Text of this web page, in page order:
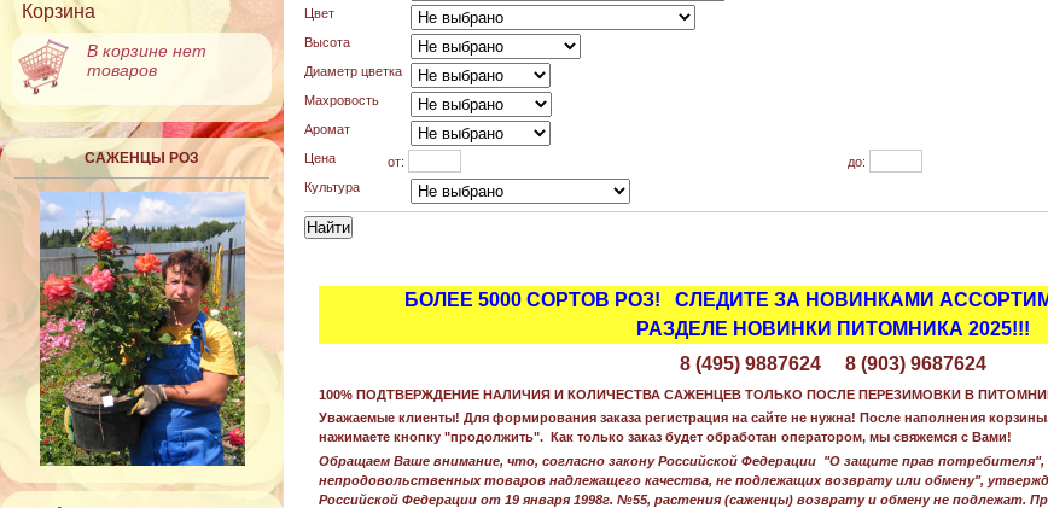
Корзина
В корзине нет
товаров
САЖЕНЦЫ РОЗ
Цвет
Высота
Диаметр цветка
Махровость
Аромат
Цена
от:
до:
Культура
БОЛЕЕ 5000 СОРТОВ РОЗ! СЛЕДИТЕ ЗА НОВИНКАМИ
РАЗДЕЛЕ НОВИНКИ ПИТОМНИКА 2025!!!
8 (495) 9887624 8 (903) 9687624
100% ПОДТВЕРЖДЕНИЕ НАЛИЧИЯ И КОЛИЧЕСТВА САЖЕНЦЕВ ТОЛЬКО ПОСЛЕ ПЕРЕЗИМОВКИ В
Уважаемые клиенты! Для формирования заказа регистрация на сайте не нужна! После наполнения
нажимаете кнопку "продолжить". Как только заказ будет обработан оператором, мы свяжемся с Вами!
Обращаем Ваше внимание, что, согласно закону Российской Федерации "О защите прав потребителя",
непродовольственных товаров надлежащего качества, не подлежащих возврату или обмену",
Российской Федерации от 19 января 1998г. №55, растения (саженцы) возврату и обмену не подлежат.